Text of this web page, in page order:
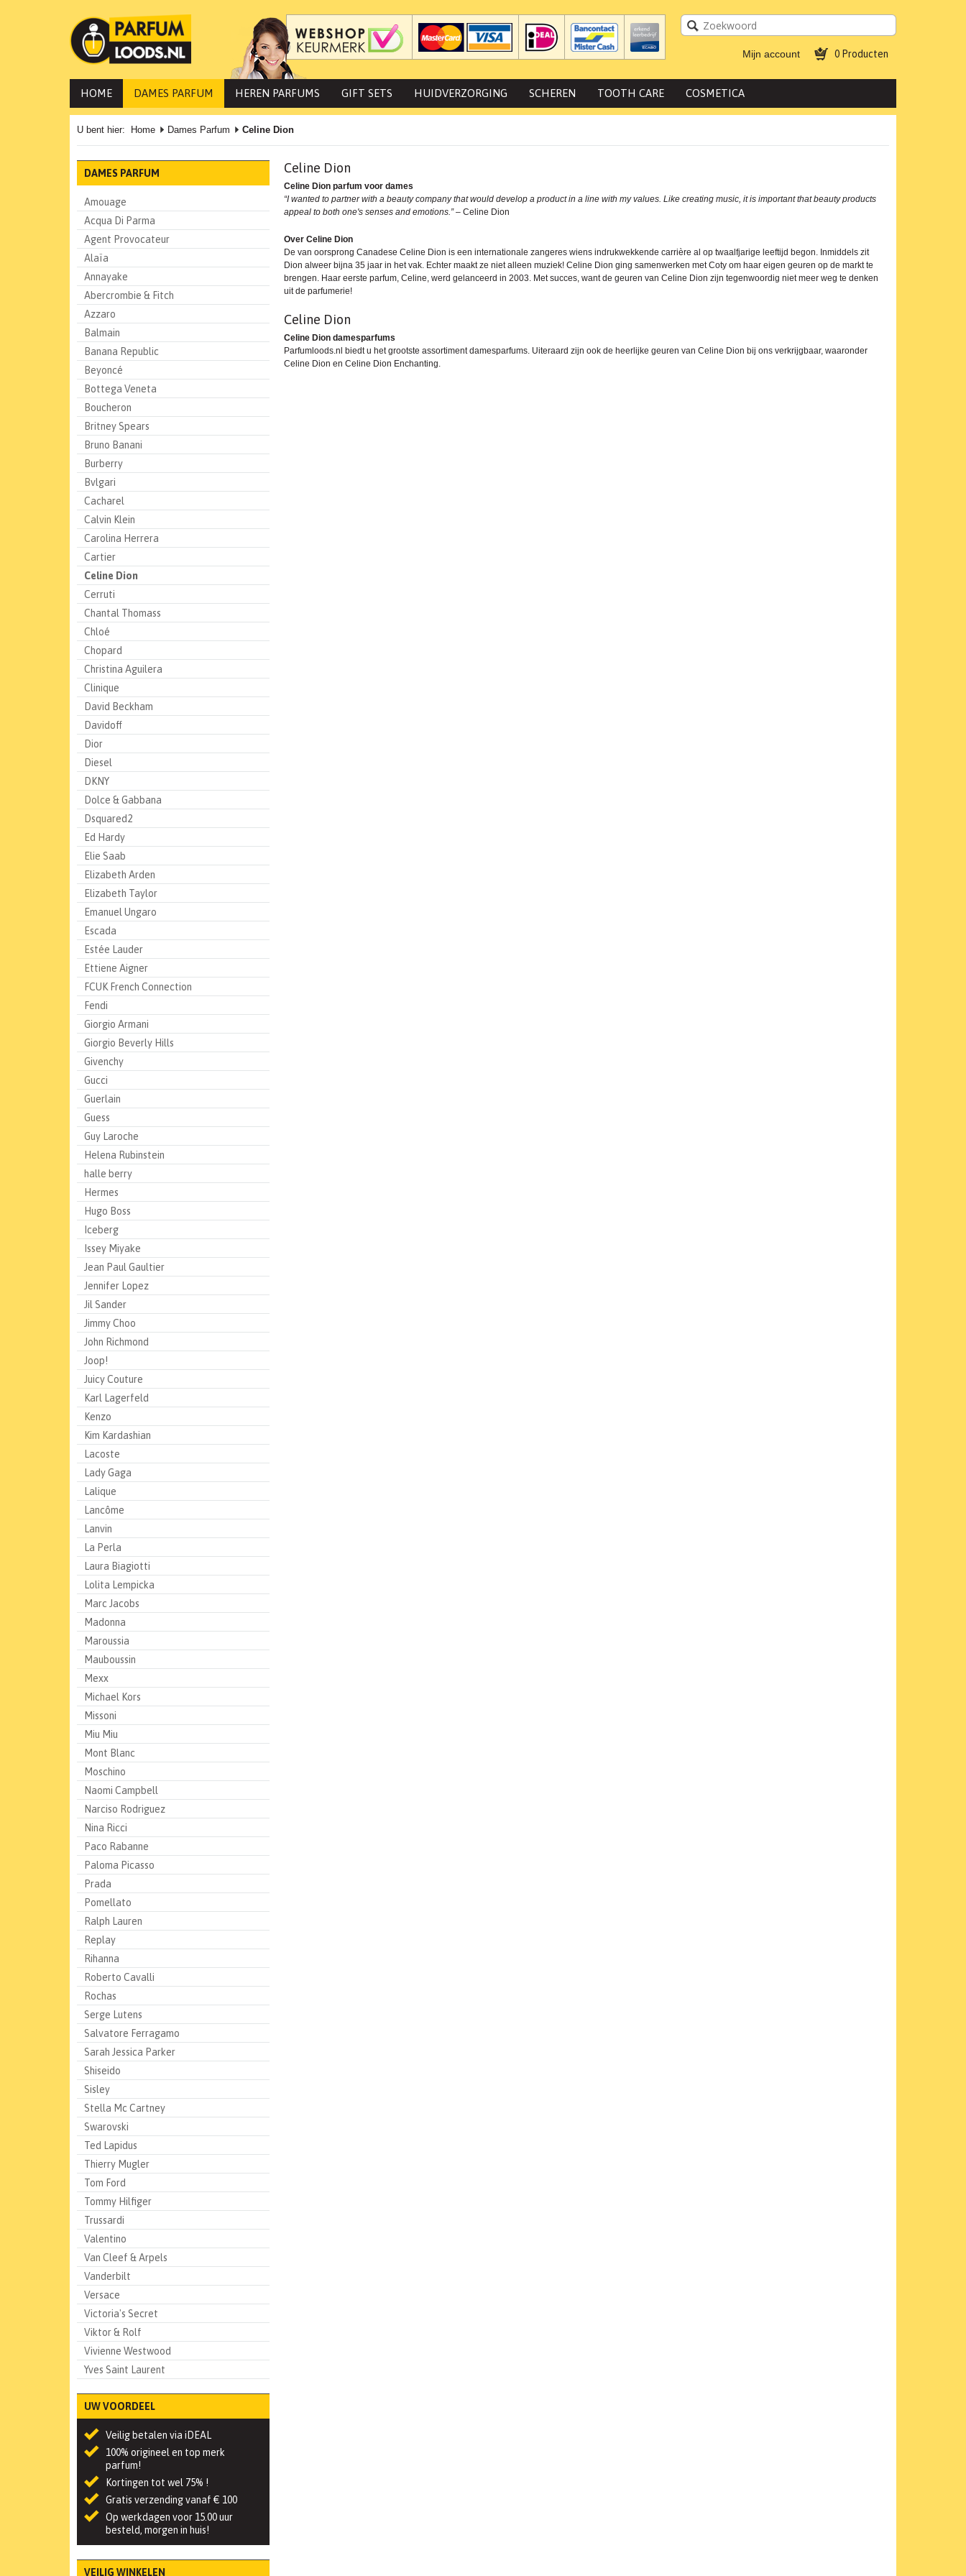
Mijn account 0 Producten
HOME DAMES PARFUM HEREN PARFUMS GIFT SETS HUIDVERZORGING SCHEREN TOOTH CARE COSMETICA
U bent hier: Home Dames Parfum Celine Dion
DAMES PARFUM
Amouage
Acqua Di Parma
Agent Provocateur
Alaïa
Annayake
Abercrombie & Fitch
Azzaro
Balmain
Banana Republic
Beyoncé
Bottega Veneta
Boucheron
Britney Spears
Bruno Banani
Burberry
Bvlgari
Cacharel
Calvin Klein
Carolina Herrera
Cartier
Celine Dion
Cerruti
Chantal Thomass
Chloé
Chopard
Christina Aguilera
Clinique
David Beckham
Davidoff
Dior
Diesel
DKNY
Dolce & Gabbana
Dsquared2
Ed Hardy
Elie Saab
Elizabeth Arden
Elizabeth Taylor
Emanuel Ungaro
Escada
Estée Lauder
Ettiene Aigner
FCUK French Connection
Fendi
Giorgio Armani
Giorgio Beverly Hills
Givenchy
Gucci
Guerlain
Guess
Guy Laroche
Helena Rubinstein
halle berry
Hermes
Hugo Boss
Iceberg
Issey Miyake
Jean Paul Gaultier
Jennifer Lopez
Jil Sander
Jimmy Choo
John Richmond
Joop!
Juicy Couture
Karl Lagerfeld
Kenzo
Kim Kardashian
Lacoste
Lady Gaga
Lalique
Lancôme
Lanvin
La Perla
Laura Biagiotti
Lolita Lempicka
Marc Jacobs
Madonna
Maroussia
Mauboussin
Mexx
Michael Kors
Missoni
Miu Miu
Mont Blanc
Moschino
Naomi Campbell
Narciso Rodriguez
Nina Ricci
Paco Rabanne
Paloma Picasso
Prada
Pomellato
Ralph Lauren
Replay
Rihanna
Roberto Cavalli
Rochas
Serge Lutens
Salvatore Ferragamo
Sarah Jessica Parker
Shiseido
Sisley
Stella Mc Cartney
Swarovski
Ted Lapidus
Thierry Mugler
Tom Ford
Tommy Hilfiger
Trussardi
Valentino
Van Cleef & Arpels
Vanderbilt
Versace
Victoria's Secret
Viktor & Rolf
Vivienne Westwood
Yves Saint Laurent
UW VOORDEEL
Veilig betalen via iDEAL
100% origineel en top merk
parfum!
Kortingen tot wel 75% !
Gratis verzending vanaf € 100
Op werkdagen voor 15.00 uur
besteld, morgen in huis!
VEILIG WINKELEN
Celine Dion
Celine Dion parfum voor dames
“I wanted to partner with a beauty company that would develop a product in a line with my values. Like creating music, it is important that beauty products
appeal to both one's senses and emotions.”– Celine Dion
Over Celine Dion
De van oorsprong Canadese Celine Dion is een internationale zangeres wiens indrukwekkende carrière al op twaalfjarige leeftijd begon. Inmiddels zit
Dion alweer bijna 35 jaar in het vak. Echter maakt ze niet alleen muziek! Celine Dion ging samenwerken met Coty om haar eigen geuren op de markt te
brengen. Haar eerste parfum, Celine, werd gelanceerd in 2003. Met succes, want de geuren van Celine Dion zijn tegenwoordig niet meer weg te denken
uit de parfumerie!
Celine Dion
Celine Dion damesparfums
Parfumloods.nl biedt u het grootste assortiment damesparfums. Uiteraard zijn ook de heerlijke geuren van Celine Dion bij ons verkrijgbaar, waaronder
Celine Dion en Celine Dion Enchanting.